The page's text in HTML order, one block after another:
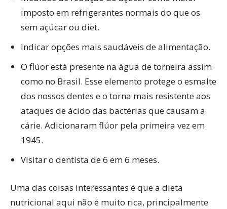
imposto em refrigerantes normais do que os
sem açúcar ou diet.
Indicar opções mais saudáveis de alimentação.
O flúor está presente na água de torneira assim
como no Brasil. Esse elemento protege o esmalte
dos nossos dentes e o torna mais resistente aos
ataques de ácido das bactérias que causam a
cárie. Adicionaram flúor pela primeira vez em
1945.
Visitar o dentista de 6 em 6 meses.
Uma das coisas interessantes é que a dieta
nutricional aqui não é muito rica, principalmente